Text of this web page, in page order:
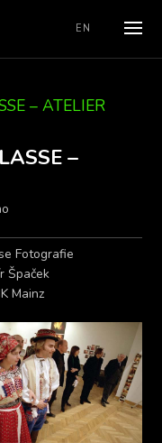
EN
– ATELIER
–
Fotografie
Špaček
Mainz